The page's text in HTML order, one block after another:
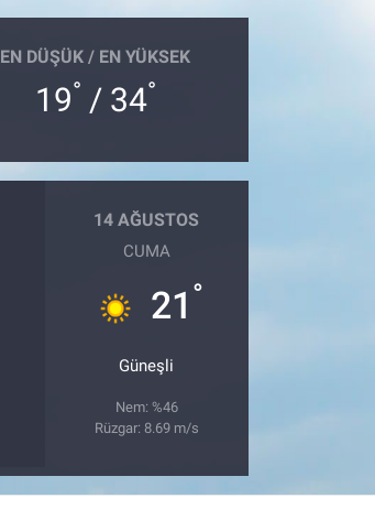
EN DÜŞÜK / EN YÜKSEK
19° / 34°
14 AĞUSTOS
CUMA
21 °
Güneşli
Nem: %46
Rüzgar: 8.69 m/s